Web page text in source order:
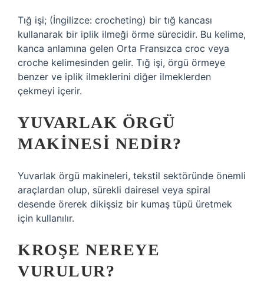
Tığ işi; (İngilizce: crocheting) bir tığ kancası
kullanarak bir iplik ilmeği örme sürecidir. Bu kelime,
kanca anlamına gelen Orta Fransızca croc veya
croche kelimesinden gelir. Tığ işi, örgü örmeye
benzer ve iplik ilmeklerini diğer ilmeklerden
çekmeyi içerir.
YUVARLAK ÖRGÜ
MAKINESI NEDIR?
Yuvarlak örgü makineleri, tekstil sektöründe önemli
araçlardan olup, sürekli dairesel veya spiral
desende örerek dikişsiz bir kumaş tüpü üretmek
için kullanılır.
KROŞE NEREYE
VURULUR?